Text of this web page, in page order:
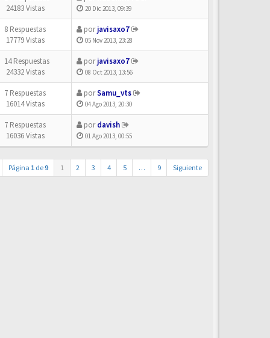
24183 Vistas
20 Dic 2013, 09:39
8 Respuestas
17779 Vistas
porjavisaxo7
05 Nov 2013, 23:28
14 Respuestas
24332 Vistas
porjavisaxo7
08 Oct 2013, 13:56
7 Respuestas
16014 Vistas
porSamu_vts
04 Ago 2013, 20:30
7 Respuestas
16036 Vistas
pordavish
01 Ago 2013, 00:55
Página 1 de9 1 2 3 4 5 … 9 Siguiente